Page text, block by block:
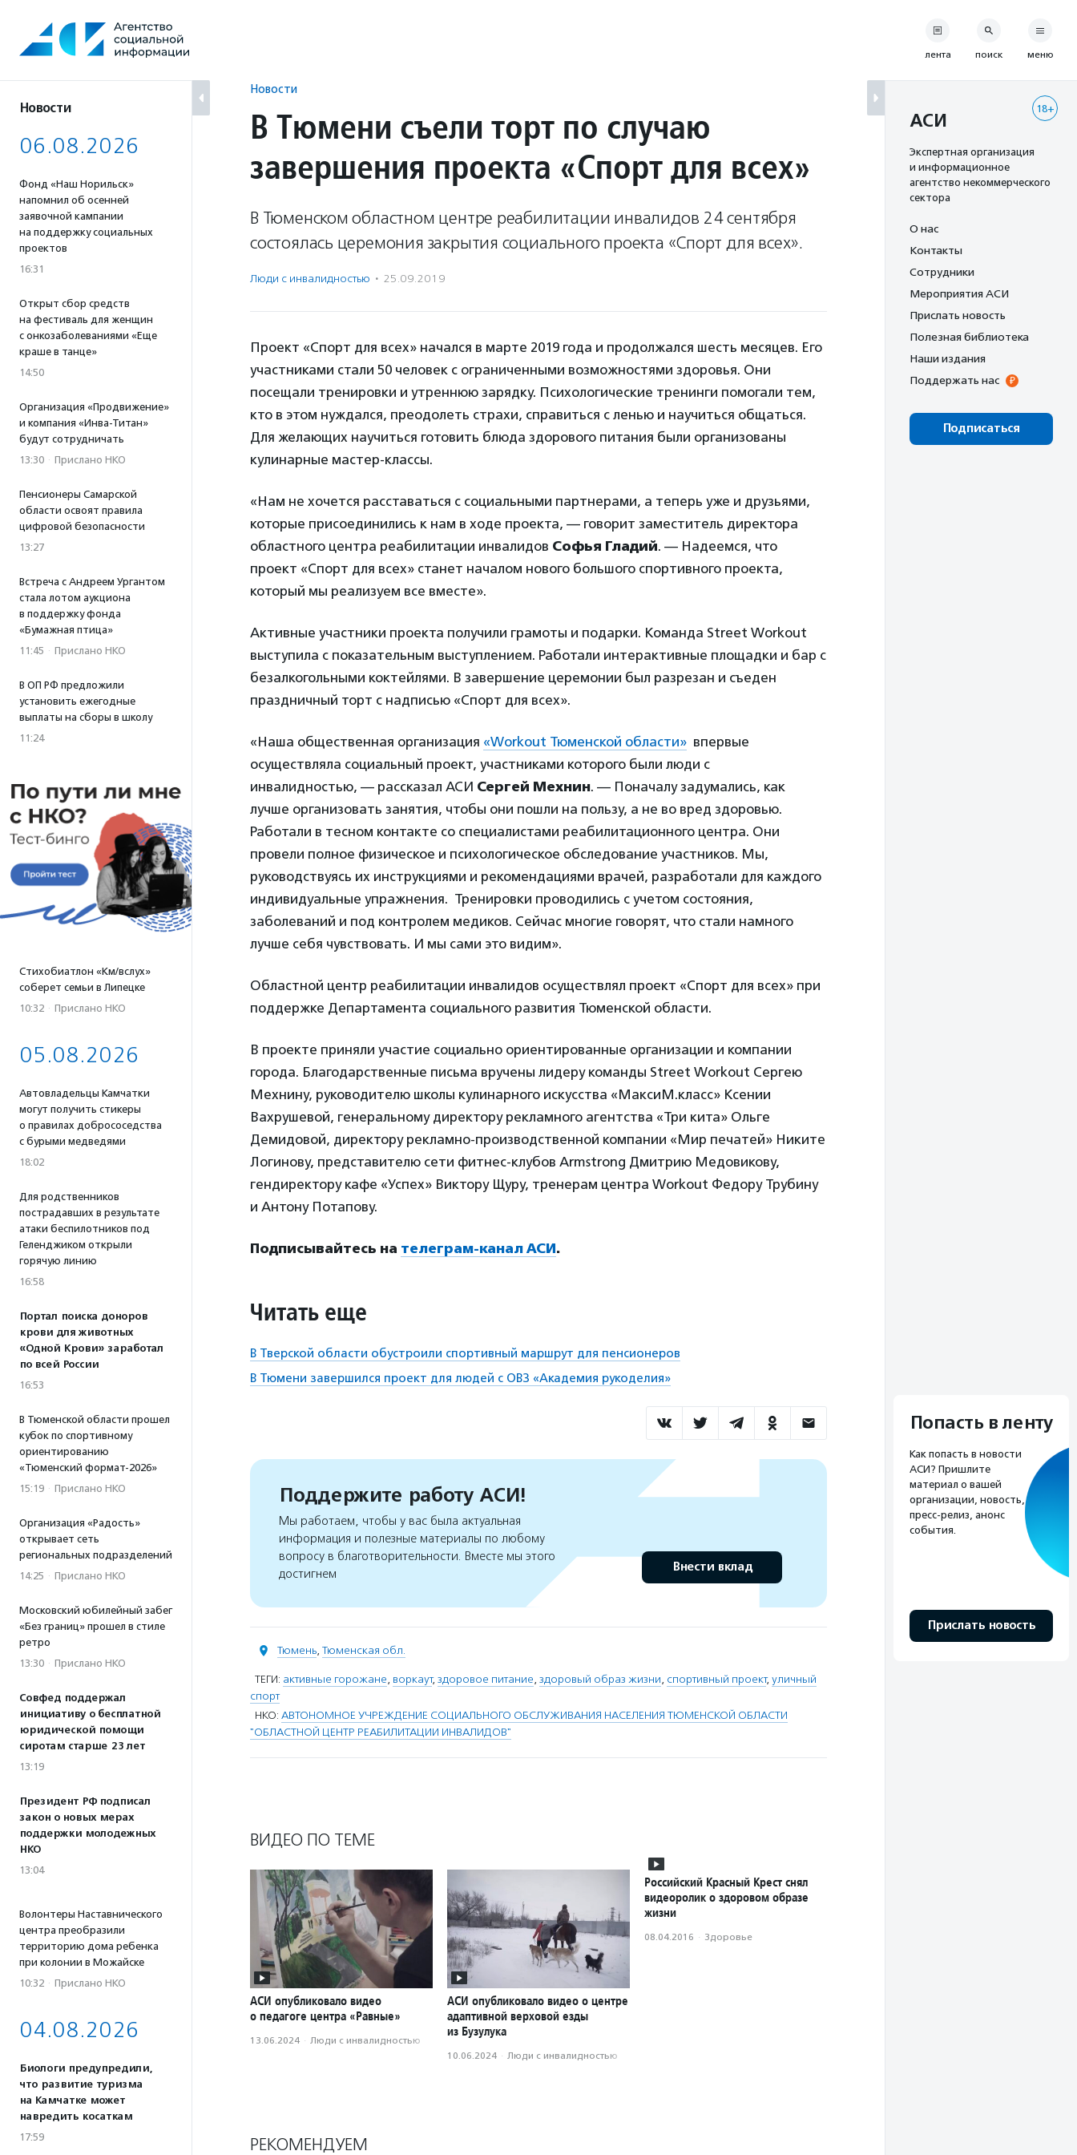
содержанию
Новости
06.08.2026
Фонд «Наш Норильск»
напомнил об осенней
заявочной кампании
на поддержку социальных
проектов
16:31
Открыт сбор средств
на фестиваль для женщин
с онкозаболеваниями «Еще
краше в танце»
14:50
Организация «Продвижение»
и компания «Инва-Титан»
будут сотрудничать
13:30 · Прислано НКО
Пенсионеры Самарской
области освоят правила
цифровой безопасности
13:27
Встреча с Андреем Ургантом
стала лотом аукциона
в поддержку фонда
«Бумажная птица»
11:45 · Прислано НКО
В ОП РФ предложили
установить ежегодные
выплаты на сборы в школу
11:24
Стихобиатлон «Км/вслух»
соберет семьи в Липецке
10:32 · Прислано НКО
05.08.2026
Автовладельцы Камчатки
могут получить стикеры
о правилах добрососедства
с бурыми медведями
18:02
Для родственников
пострадавших в результате
атаки беспилотников под
Геленджиком открыли
горячую линию
16:58
Портал поиска доноров
крови для животных
«Одной Крови» заработал
по всей России
16:53
В Тюменской области прошел
кубок по спортивному
ориентированию
«Тюменский формат-2026»
15:19 · Прислано НКО
Организация «Радость»
открывает сеть
региональных подразделений
14:25 · Прислано НКО
Московский юбилейный забег
«Без границ» прошел в стиле
ретро
13:30 · Прислано НКО
Совфед поддержал
инициативу о бесплатной
юридической помощи
сиротам старше 23 лет
13:19
Президент РФ подписал
закон о новых мерах
поддержки молодежных
НКО
13:04
Волонтеры Наставнического
центра преобразили
территорию дома ребенка
при колонии в Можайске
10:32 · Прислано НКО
04.08.2026
Биологи предупредили,
что развитие туризма
на Камчатке может
навредить косаткам
17:59
Новости
В Тюмени съели торт по случаю
завершения проекта «Спорт для всех»
В Тюменском областном центре реабилитации инвалидов 24 сентября
состоялась церемония закрытия социального проекта «Спорт для всех».
Люди с инвалидностью · 25.09.2019
Проект «Спорт для всех» начался в марте 2019 года и продолжался шесть месяцев. Его
участниками стали 50 человек с ограниченными возможностями здоровья. Они
посещали тренировки и утреннюю зарядку. Психологические тренинги помогали тем,
кто в этом нуждался, преодолеть страхи, справиться с ленью и научиться общаться.
Для желающих научиться готовить блюда здорового питания были организованы
кулинарные мастер-классы.
«Нам не хочется расставаться с социальными партнерами, а теперь уже и друзьями,
которые присоединились к нам в ходе проекта, — говорит заместитель директора
областного центра реабилитации инвалидов Софья Гладий. — Надеемся, что
проект «Спорт для всех» станет началом нового большого спортивного проекта,
который мы реализуем все вместе».
Активные участники проекта получили грамоты и подарки. Команда Street Workout
выступила с показательным выступлением. Работали интерактивные площадки и бар с
безалкогольными коктейлями. В завершение церемонии был разрезан и съеден
праздничный торт с надписью «Спорт для всех».
«Наша общественная организация «Workout Тюменской области» впервые
осуществляла социальный проект, участниками которого были люди с
инвалидностью, — рассказал АСИ Сергей Мехнин. — Поначалу задумались, как
лучше организовать занятия, чтобы они пошли на пользу, а не во вред здоровью.
Работали в тесном контакте со специалистами реабилитационного центра. Они
провели полное физическое и психологическое обследование участников. Мы,
руководствуясь их инструкциями и рекомендациями врачей, разработали для каждого
индивидуальные упражнения. Тренировки проводились с учетом состояния,
заболеваний и под контролем медиков. Сейчас многие говорят, что стали намного
лучше себя чувствовать. И мы сами это видим».
Областной центр реабилитации инвалидов осуществлял проект «Спорт для всех» при
поддержке Департамента социального развития Тюменской области.
В проекте приняли участие социально ориентированные организации и компании
города. Благодарственные письма вручены лидеру команды Street Workout Сергею
Мехнину, руководителю школы кулинарного искусства «МаксиМ.класс» Ксении
Вахрушевой, генеральному директору рекламного агентства «Три кита» Ольге
Демидовой, директору рекламно-производственной компании «Мир печатей» Никите
Логинову, представителю сети фитнес-клубов Armstrong Дмитрию Медовикову,
гендиректору кафе «Успех» Виктору Щуру, тренерам центра Workout Федору Трубину
и Антону Потапову.
Подписывайтесь на телеграм-канал АСИ.
Читать еще
В Тверской области обустроили спортивный маршрут для пенсионеров
В Тюмени завершился проект для людей с ОВЗ «Академия рукоделия»
Поддержите работу АСИ!
Мы работаем, чтобы у вас была актуальная
информация и полезные материалы по любому
вопросу в благотворительности. Вместе мы этого
достигнем
Внести вклад
Тюмень, Тюменская обл.
ТЕГИ: активные горожане, воркаут, здоровое питание, здоровый образ жизни, спортивный проект, уличный
спорт
НКО: АВТОНОМНОЕ УЧРЕЖДЕНИЕ СОЦИАЛЬНОГО ОБСЛУЖИВАНИЯ НАСЕЛЕНИЯ ТЮМЕНСКОЙ ОБЛАСТИ
"ОБЛАСТНОЙ ЦЕНТР РЕАБИЛИТАЦИИ ИНВАЛИДОВ"
ВИДЕО ПО ТЕМЕ
АСИ опубликовало видео
о педагоге центра «Равные»
13.06.2024 · Люди с инвалидностью
АСИ опубликовало видео о центре
адаптивной верховой езды
из Бузулука
10.06.2024 · Люди с инвалидностью
Российский Красный Крест снял
видеоролик о здоровом образе
жизни
08.04.2016 · Здоровье
РЕКОМЕНДУЕМ
лента поиск меню
18+
АСИ
Экспертная организация
и информационное
агентство некоммерческого
сектора
О нас
Контакты
Сотрудники
Мероприятия АСИ
Прислать новость
Полезная библиотека
Наши издания
Поддержать нас
Подписаться
Попасть в ленту
Как попасть в новости
АСИ? Пришлите
материал о вашей
организации, новость,
пресс-релиз, анонс
события.
Прислать новость